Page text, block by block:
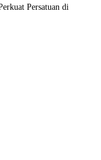
Persatuan di